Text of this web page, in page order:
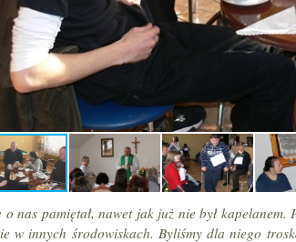
o nas pamiętał, nawet jak już nie był
w innych środowiskach. Byliśmy dla niego